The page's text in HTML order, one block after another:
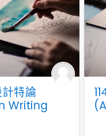
計特論
Writing